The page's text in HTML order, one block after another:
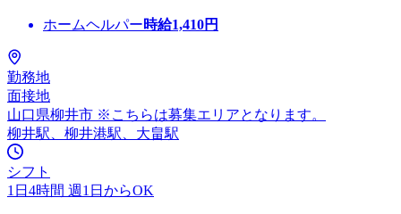
ホームヘルパー時給1,410円
勤務地
面接地
山口県柳井市 ※こちらは募集エリアとなります。
柳井駅、柳井港駅、大畠駅
シフト
1日4時間 週1日からOK